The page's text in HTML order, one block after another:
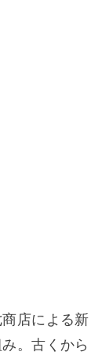
店による新
。古くから